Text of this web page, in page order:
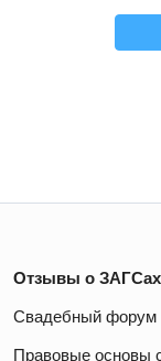
Отзывы о ЗАГСах
Свадебный форум
Правовые основы